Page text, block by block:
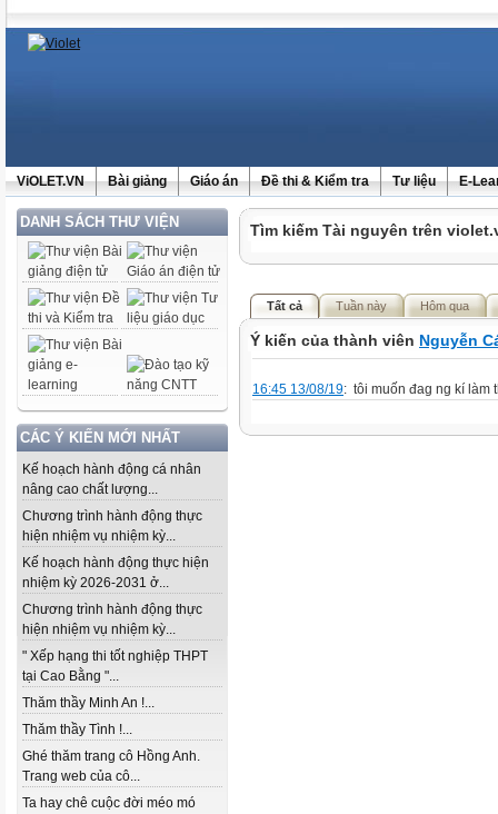
ViOLET.VN Bài giảng Giáo án Đề thi & Kiểm tra Tư liệu E-
DANH SÁCH THƯ VIỆN
CÁC Ý KIẾN MỚI NHẤT
Kế hoạch hành động cá nhân
nâng cao chất lượng...
Chương trình hành động thực
hiện nhiệm vụ nhiệm kỳ...
Kế hoạch hành động thực hiện
nhiệm kỳ 2026-2031 ở...
Chương trình hành động thực
hiện nhiệm vụ nhiệm kỳ...
" Xếp hạng thi tốt nghiệp THPT
tại Cao Bằng "...
Thăm thầy Minh An !...
Thăm thầy Tình !...
Ghé thăm trang cô Hồng Anh.
Trang web của cô...
Ta hay chê cuộc đời méo mó
Tìm kiếm Tài nguyên trên
Tất cả Tuần này Hôm qua
Ý kiến của thành viên Nguyễn
16:45 13/08/19: tôi muốn đag ng kí làm